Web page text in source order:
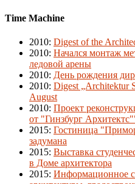
Time Machine
2010: Digest of the
2010: Начался монтаж
ледовой арены
2010: День рождения
2010: Digest „Architektur
August
2010: Проект
от "Гинзбург
2015: Гостиница
задумана
2015: Выставка
в Доме архитектора
2015: Информационное